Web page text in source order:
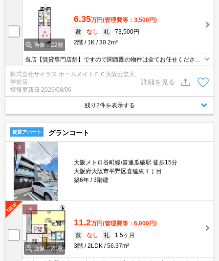
画像：22枚
6.35万円(管理費等：3,500円)
敷
なし 礼
73,500円
2階
1K 30.2m²
当店【賃貸専門店舗】ですので関西圏の物件は全てお任せくださ
い！どこにある物件でも当店までお気軽にお問い合わせくださいま
せ♪初期費用がご心配な方はクレジット決済が可能ですので安心して
お部屋探し頂けます。
株式会社サイラス ホームメイトＦＣ大阪公立大
学前店
情報更新日 2026/08/06
詳細を見る
残り2件を表示する
賃貸アパート グランコート
大阪メトロ谷町線/喜連瓜破駅 徒歩15分
大阪府大阪市平野区喜連東１丁目
築6年
3階建
画像：20枚
11.2万円(管理費等：6,000円)
敷
なし 礼
1.5ヶ月
3階
2LDK 56.37m²